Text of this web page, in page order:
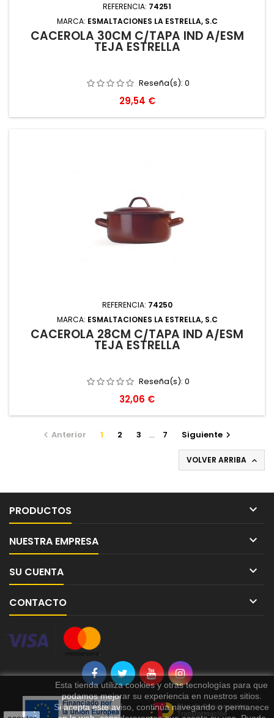
REFERENCIA: 74251
MARCA: ESMALTACIONES LA ESTRELLA, S.C
CACEROLA 30CM C/TAPA IND A/ESM
TEJA ESTRELLA
Reseña(s): 0
Precio
29,54 €
REFERENCIA: 74250
MARCA: ESMALTACIONES LA ESTRELLA, S.C
CACEROLA 28CM C/TAPA IND A/ESM
TEJA ESTRELLA
Reseña(s): 0
Precio
32,06 €
 Anterior 1 2 3 … 7 Siguiente 
VOLVER ARRIBA 
PRODUCTOS 
NUESTRA EMPRESA 
SU CUENTA 
CONTACTO 
Esta tienda utiliza cookies y otras tecnologías para que
podamos mejorar su experiencia en nuestros sitios.
Si acepta este aviso, continúa navegando o permanece